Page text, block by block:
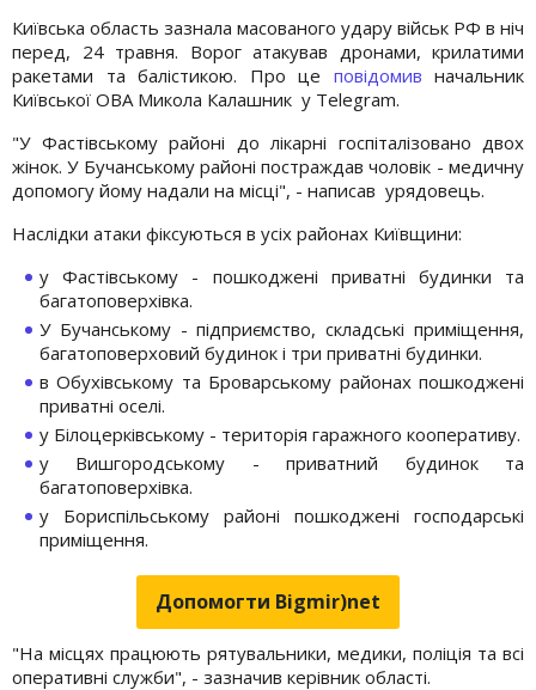
Київська область зазнала масованого удару військ РФ в ніч
перед, 24 травня. Ворог атакував дронами, крилатими
ракетами та балістикою. Про це повідомив начальник
Київської ОВА Микола Калашник у Telegram.
"У Фастівському районі до лікарні госпіталізовано двох
жінок. У Бучанському районі постраждав чоловік - медичну
допомогу йому надали на місці", - написав урядовець.
Наслідки атаки фіксуються в усіх районах Київщини:
у Фастівському - пошкоджені приватні будинки та
багатоповерхівка.
У Бучанському - підприємство, складські приміщення,
багатоповерховий будинок і три приватні будинки.
в Обухівському та Броварському районах пошкоджені
приватні оселі.
у Білоцерківському - територія гаражного кооперативу.
у Вишгородському - приватний будинок та
багатоповерхівка.
у Бориспільському районі пошкоджені господарські
приміщення.
Допомогти Bigmir)net
"На місцях працюють рятувальники, медики, поліція та всі
оперативні служби", - зазначив керівник області.